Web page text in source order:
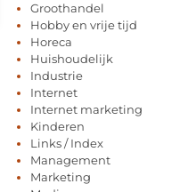
Groothandel
Hobby en vrije tijd
Horeca
Huishoudelijk
Industrie
Internet
Internet marketing
Kinderen
Links / Index
Management
Marketing